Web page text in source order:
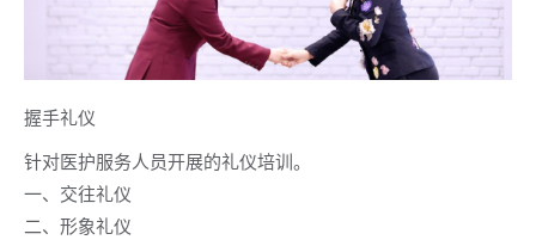
握手礼仪
针对医护服务人员开展的礼仪培训。
一、交往礼仪
二、形象礼仪